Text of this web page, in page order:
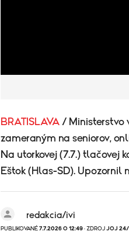
BRATISLAVA / Ministerstvo
zameraným na seniorov,
Na utorkovej (7.7.) tlačovej
Eštok (Hlas-SD). Upozornil
redakcia/ivi
PUBLIKOVANÉ 7.7.2026 O 12:49 · ZDROJ JOJ 24/